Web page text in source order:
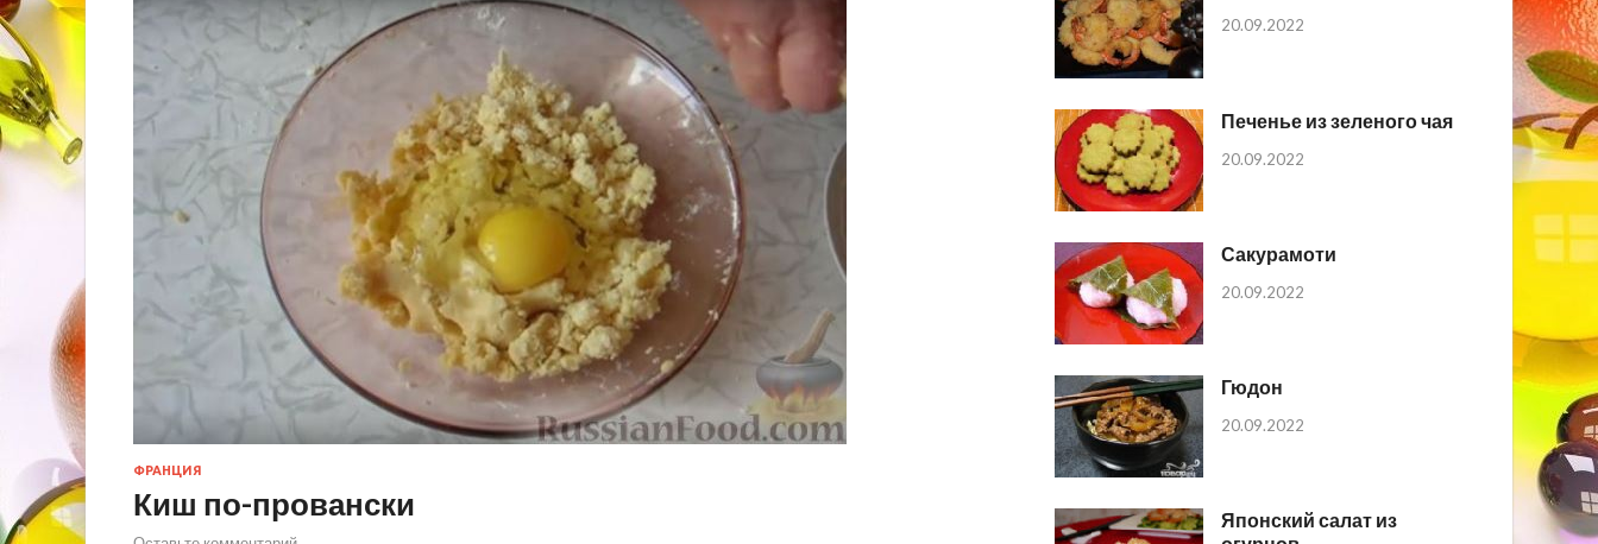
ФРАНЦИЯ
Киш по-провански
20.09.2022
Печенье из зеленого чая
20.09.2022
Сакурамоти
20.09.2022
Гюдон
20.09.2022
Японский салат из